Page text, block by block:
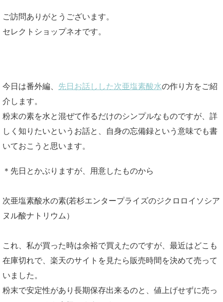
ご訪問ありがとうございます。
セレクトショップネオです。
今日は番外編、 先日お話しした次亜塩素酸水の作り方をご紹
介します。
粉末の素を水と混ぜて作るだけのシンプルなものですが、詳
しく知りたいというお話と、自身の忘備録という意味でも書
いておこうと思います。
＊先日とかぶりますが、用意したものから
次亜塩素酸水の素(若杉エンタープライズのジクロロイソシア
ヌル酸ナトリウム）
これ、私が買った時は余裕で買えたのですが、最近はどこも
在庫切れで、楽天のサイトを見たら販売時間を決めて売って
いました。
粉末で安定性があり長期保存出来るのと、値上げせずに売っ